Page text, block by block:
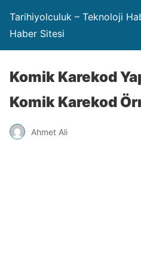
Tarihiyolculuk – Teknoloji
Haber Sitesi
Komik Karekod
Komik Karekod
Ahmet Ali